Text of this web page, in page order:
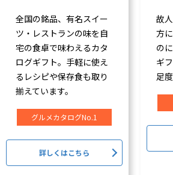
全国の銘品、有名スイー
ツ・レストランの味を自
宅の食卓で味わえるカタ
ログギフト。手軽に使え
るレシピや保存食も取り
揃えています。
グルメカタログNo.1
詳しくはこちら
故
方
の
ギ
足